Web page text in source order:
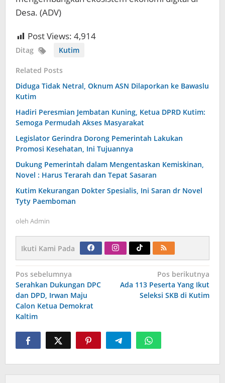
Desa. (ADV)
Post Views: 4,914
Ditag Kutim
Related Posts
Diduga Tidak Netral, Oknum ASN Dilaporkan ke Bawaslu
Kutim
Hadiri Peresmian Jembatan Kuning, Ketua DPRD Kutim:
Semoga Permudah Akses Masyarakat
Legislator Gerindra Dorong Pemerintah Lakukan
Promosi Kesehatan, Ini Tujuannya
Dukung Pemerintah dalam Mengentaskan Kemiskinan,
Novel : Harus Terarah dan Tepat Sasaran
Kutim Kekurangan Dokter Spesialis, Ini Saran dr Novel
Tyty Paemboman
oleh Admin
Ikuti Kami Pada
Navigasi
pos
Pos sebelumnya
Serahkan Dukungan DPC
dan DPD, Irwan Maju
Calon Ketua Demokrat
Kaltim
Pos berikutnya
Ada 113 Peserta Yang Ikut
Seleksi SKB di Kutim